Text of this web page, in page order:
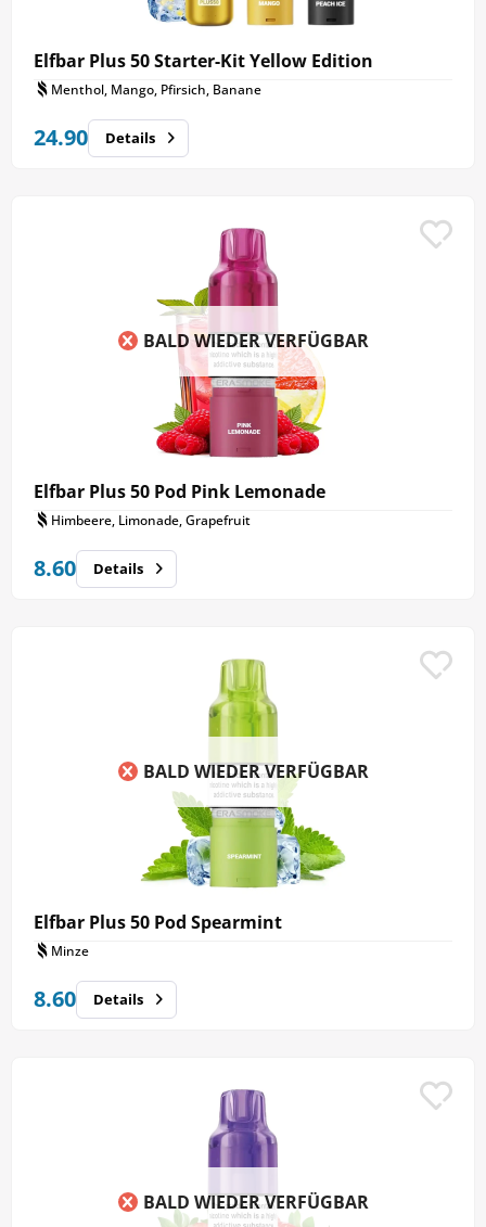
Elfbar Plus 50 Starter-Kit Yellow Edition
Menthol, Mango, Pfirsich, Banane
24.90 Details
BALD WIEDER VERFÜGBAR
Elfbar Plus 50 Pod Pink Lemonade
Himbeere, Limonade, Grapefruit
8.60 Details
BALD WIEDER VERFÜGBAR
Elfbar Plus 50 Pod Spearmint
Minze
8.60 Details
BALD WIEDER VERFÜGBAR